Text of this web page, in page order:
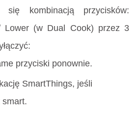
się kombinacją przycisków:
Lower (w Dual Cook) przez 3
przyciski ponownie.
SmartThings, jeśli
smart.